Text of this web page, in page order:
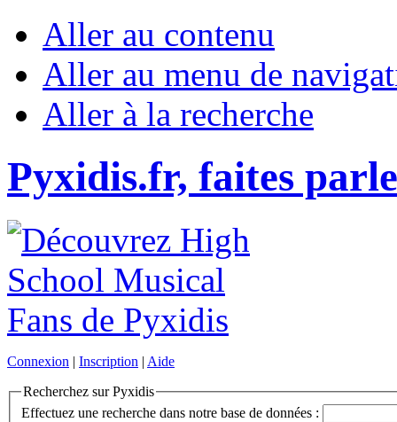
Aller au contenu
Aller au menu de
Aller à la recherche
Pyxidis.fr, faites
Connexion | Inscription | Aide
Recherchez sur Pyxidis
Effectuez une recherche dans notre base de données :